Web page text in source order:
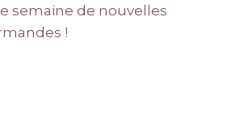
semaine de nouvelles
!